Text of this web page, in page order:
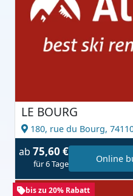
LE BOURG
180, rue du Bourg,
ab 75,60 €
für 6 Tage Online
bis zu 20% Rabatt